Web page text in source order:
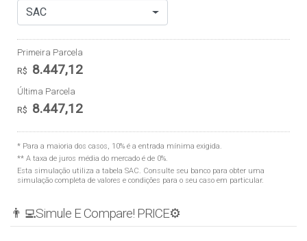
SAC
Primeira Parcela
R$ 8.447,12
Última Parcela
R$ 8.447,12
* Para a maioria dos casos, 10% é a entrada mínima exigida.
** A taxa de juros média do mercado é de 0%.
Esta simulação utiliza a tabela SAC. Consulte seu banco para obter uma
simulação completa de valores e condições para o seu caso em particular.
👨‍💻Simule E Compare! PRICE⚙️